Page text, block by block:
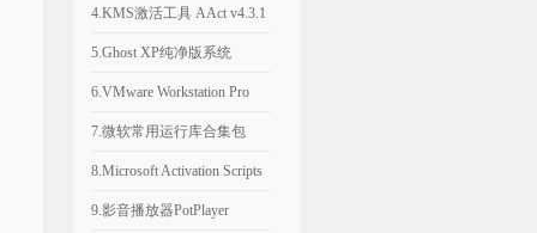
v3.7.2025.0326 无广告纯净版
4.KMS激活工具 AAct v4.3.1
汉化便携版
5.Ghost XP纯净版系统
2020.06 经典稳定版
6.VMware Workstation Pro
26H1 v26.0.1810 附永久激活
密钥
7.微软常用运行库合集包
v2026.06.07 可自选更新
8.Microsoft Activation Scripts
AIO v3.12 KMS激活脚本
9.影音播放器PotPlayer